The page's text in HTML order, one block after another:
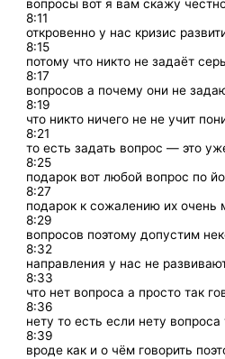
вопросы вот я вам скажу
8:11
откровенно у нас кризис
8:15
потому что никто не задаёт
8:17
вопросов а почему они не
8:19
что никто ничего не не учит
8:21
то есть задать вопрос — это
8:25
подарок вот любой вопрос по
8:27
подарок к сожалению их очень
8:29
вопросов поэтому допустим
8:32
направления у нас не
8:33
что нет вопроса а просто так
8:36
нету то есть если нету вопроса
8:39
вроде как и о чём говорить